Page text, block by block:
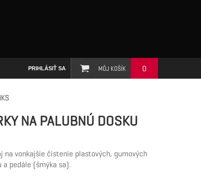
MÔJ KOŠÍK 0
PRIHLÁSIŤ SA
NA PALUBNÚ DOSKU
vonkajšie čistenie plastových, gumových
pedále (šmýka sa).